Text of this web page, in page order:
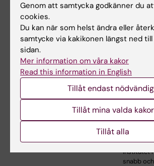
19 mar 2026
Ny karta avslöjar hur
vuxna hjärnceller
minns sitt ursprung
Forskare vid Karolinska
Institutet har skapat den första
16 mar
Snabb
av
samma
Forskare
Institutet
snabb
Genom att samtycka godkänner du
cookies.
Du kan när som helst ändra eller
samtycke via kakikonen längst ned
sidan.
Mer information om våra kakor
Read this information in English
Tillåt endast
Tillåt mina valda kakor
Tillåt alla